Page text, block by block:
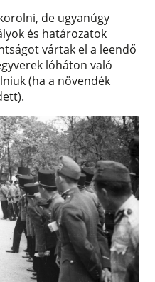
de ugyanúgy
és határozatok
vártak el a leendő
lóháton való
(ha a növendék